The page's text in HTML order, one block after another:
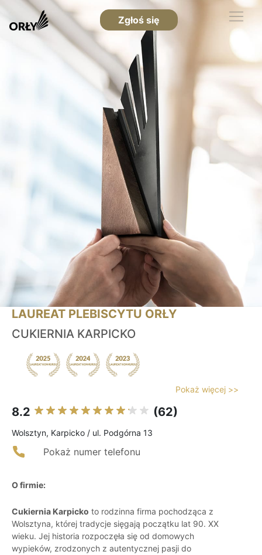
Zgłoś się
LAUREAT PLEBISCYTU ORŁY
CUKIERNIA KARPICKO
Pokaż więcej >>
8.2 (62)
Wolsztyn, Karpicko / ul. Podgórna 13
Pokaż numer telefonu
O firmie:
Cukiernia Karpicko to rodzinna firma pochodząca z
Wolsztyna, której tradycje sięgają początku lat 90. XX
wieku. Jej historia rozpoczęła się od domowych
wypieków, zrodzonych z autentycznej pasji do